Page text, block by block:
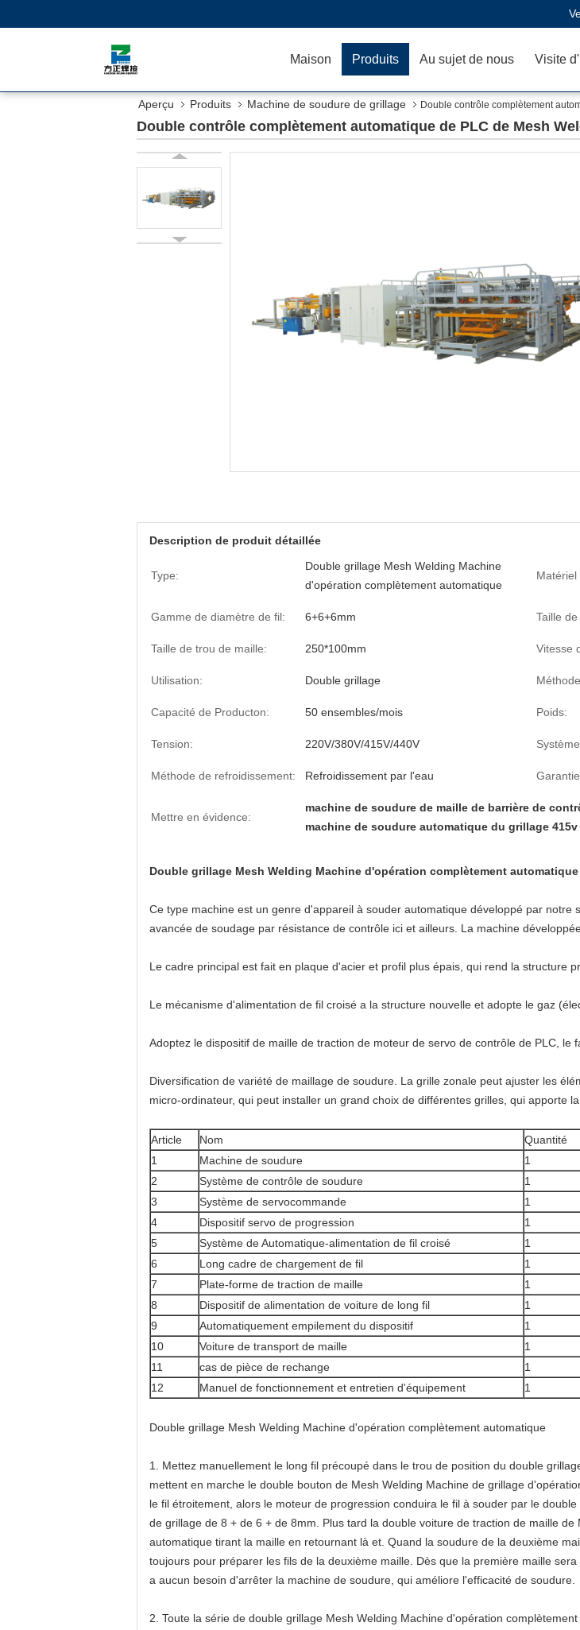
Maison Produits Au sujet de nous Visite
Aperçu Produits Machine de soudure de grillage Double contrôle complètement
Double contrôle complètement automatique de PLC de Mesh
Description de produit détaillée
Type:
Double grillage Mesh Welding Machine
d'opération complètement automatique
Matériel
Gamme de diamètre de fil: 6+6+6mm Taille
Taille de trou de maille: 250*100mm Vitesse
Utilisation: Double grillage
Capacité de Producton: 50 ensembles/mois Poids:
Tension: 220V/380V/415V/440V
Méthode de refroidissement: Refroidissement par l'eau
Mettre en évidence:
machine de soudure de maille de barrière de
machine de soudure automatique du grillage 415v
Double grillage Mesh Welding Machine d'opération complètement automatique
Ce type machine est un genre d'appareil à souder automatique développé par
avancée de soudage par résistance de contrôle ici et ailleurs. La machine
Le cadre principal est fait en plaque d'acier et profil plus épais, qui rend la structure
Le mécanisme d'alimentation de fil croisé a la structure nouvelle et adopte le gaz
Adoptez le dispositif de maille de traction de moteur de servo de contrôle de PLC, le
Diversification de variété de maillage de soudure. La grille zonale peut ajuster les
micro-ordinateur, qui peut installer un grand choix de différentes grilles, qui apporte
Article Nom Quantité
1
Machine de soudure 1
2
Système de contrôle de soudure 1
3
Système de servocommande 1
4
Dispositif servo de progression 1
5
Système de Automatique-alimentation de fil croisé 1
6
Long cadre de chargement de fil 1
7
Plate-forme de traction de maille 1
8
Dispositif de alimentation de voiture de long fil 1
9
Automatiquement empilement du dispositif 1
10
Voiture de transport de maille 1
11
cas de pièce de rechange 1
12
Manuel de fonctionnement et entretien d'équipement 1
Double grillage Mesh Welding Machine d'opération complètement automatique
1. Mettez manuellement le long fil précoupé dans le trou de position du double
mettent en marche le double bouton de Mesh Welding Machine de grillage
le fil étroitement, alors le moteur de progression conduira le fil à souder par le
de grillage de 8 + de 6 + de 8mm. Plus tard la double voiture de traction de maille
automatique tirant la maille en retournant là et. Quand la soudure de la deuxième
toujours pour préparer les fils de la deuxième maille. Dès que la première maille
a aucun besoin d'arrêter la machine de soudure, qui améliore l'efficacité de soudure.
2. Toute la série de double grillage Mesh Welding Machine d'opération